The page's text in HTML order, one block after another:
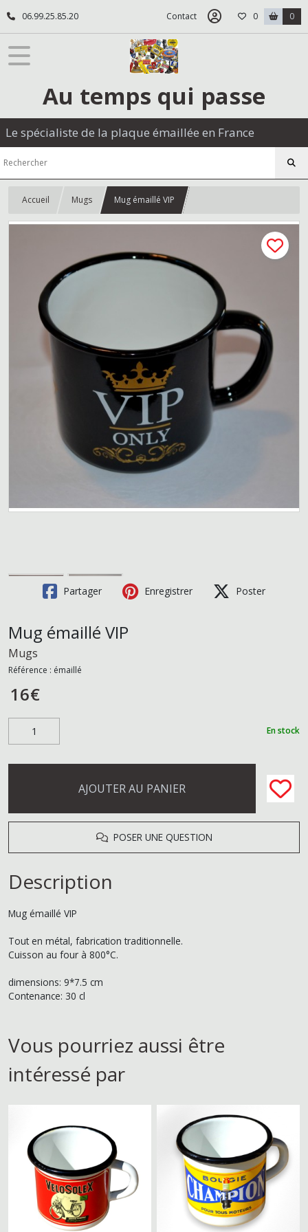
06.99.25.85.20 Contact 0 0
Au temps qui passe
Le spécialiste de la plaque émaillée en France
Accueil Mugs Mug émaillé VIP
Partager Enregistrer Poster
Mug émaillé VIP
Mugs
Référence : émaillé
16€
En stock
AJOUTER AU PANIER
POSER UNE QUESTION
Description
Mug émaillé VIP
Tout en métal, fabrication traditionnelle.
Cuisson au four à 800°C.
dimensions: 9*7.5 cm
Contenance: 30 cl
Vous pourriez aussi être
intéressé par